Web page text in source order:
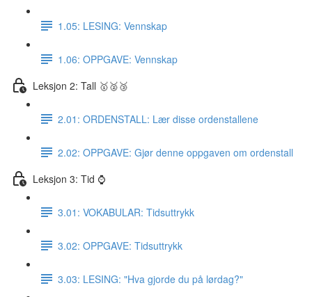
1.05: LESING: Vennskap
1.06: OPPGAVE: Vennskap
Leksjon 2: Tall 🥇🥈🥉
2.01: ORDENSTALL: Lær disse ordenstallene
2.02: OPPGAVE: Gjør denne oppgaven om ordenstall
Leksjon 3: Tid ⌚️
3.01: VOKABULAR: Tidsuttrykk
3.02: OPPGAVE: Tidsuttrykk
3.03: LESING: "Hva gjorde du på lørdag?"